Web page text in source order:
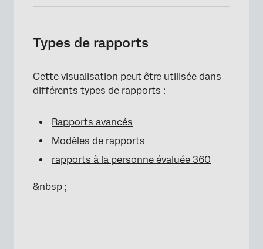
Types de rapports
Cette visualisation peut être utilisée dans
différents types de rapports :
Rapports avancés
Modèles de rapports
rapports à la personne évaluée 360
&nbsp ;